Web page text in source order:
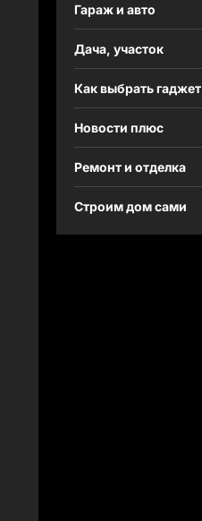
Гараж и авто
Дача, участок
Как выбрать гаджет
Новости плюс
Ремонт и отделка
Строим дом сами